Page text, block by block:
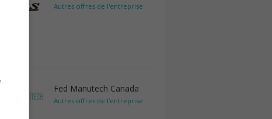
Autres offres de l'entreprise
Fed Manutech Canada
Autres offres de l'entreprise